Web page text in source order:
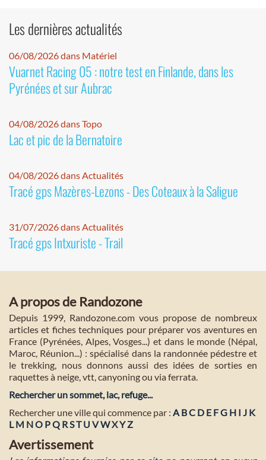
Les dernières actualités
06/08/2026 dans Matériel
Vuarnet Racing 05 : notre test en Finlande, dans les
Pyrénées et sur Aubrac
04/08/2026 dans Topo
Lac et pic de la Bernatoire
04/08/2026 dans Actualités
Tracé gps Mazères-Lezons - Des Coteaux à la Saligue
31/07/2026 dans Actualités
Tracé gps Intxuriste - Trail
A propos de Randozone
Depuis 1999, Randozone.com vous propose de nombreux
articles et fiches techniques pour préparer vos aventures en
France (Pyrénées, Alpes, Vosges...) et dans le monde (Népal,
Maroc, Réunion...) : spécialisé dans la randonnée pédestre et
le trekking, nous donnons aussi des idées de sorties en
raquettes à neige, vtt, canyoning ou via ferrata.
Rechercher un sommet, lac, refuge...
Rechercher une ville qui commence par : A BC D E FG H I J K
L M NO PQ RST U VWXYZ
Avertissement